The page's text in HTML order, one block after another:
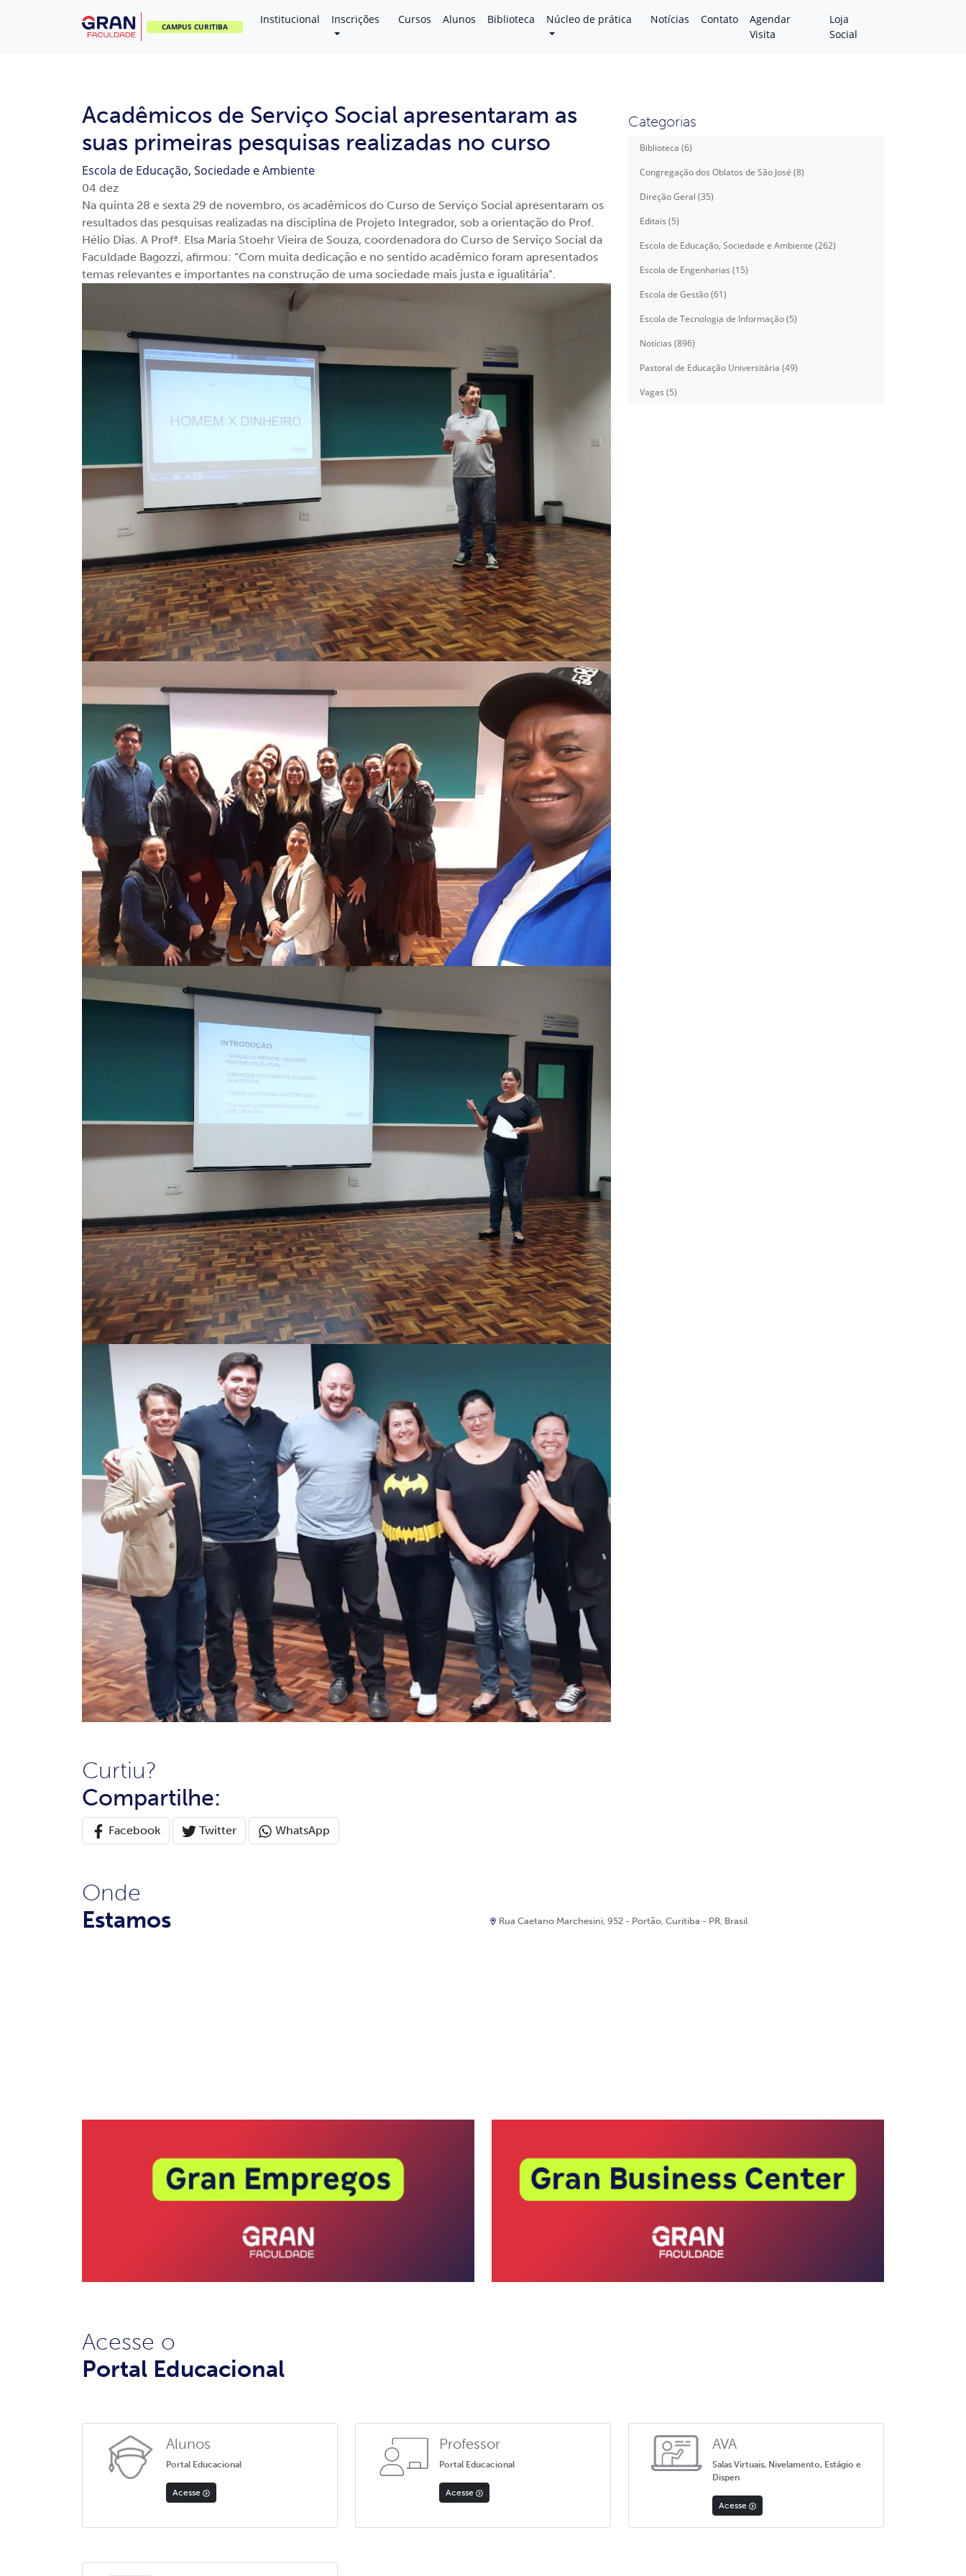
CAMPUS CURITIBA
Institucional Inscrições Cursos Alunos Biblioteca Núcleo de prática Notícias Contato
Agendar
Visita
Loja
Social
Acadêmicos de Serviço Social apresentaram as
suas primeiras pesquisas realizadas no curso
Escola de Educação, Sociedade e Ambiente
04 dez
Na quinta 28 e sexta 29 de novembro, os acadêmicos do Curso de Serviço Social apresentaram os
resultados das pesquisas realizadas na disciplina de Projeto Integrador, sob a orientação do Prof.
Hélio Dias. A Profª. Elsa Maria Stoehr Vieira de Souza, coordenadora do Curso de Serviço Social da
Faculdade Bagozzi, afirmou: “Com muita dedicação e no sentido acadêmico foram apresentados
temas relevantes e importantes na construção de uma sociedade mais justa e igualitária”.
Categorias
Biblioteca (6)
Congregação dos Oblatos de São José (8)
Direção Geral (35)
Editais (5)
Escola de Educação, Sociedade e Ambiente (262)
Escola de Engenharias (15)
Escola de Gestão (61)
Escola de Tecnologia de Informação (5)
Notícias (896)
Pastoral de Educação Universitária (49)
Vagas (5)
Curtiu?
Compartilhe:
Facebook Twitter WhatsApp
Onde
Estamos
Rua Caetano Marchesini, 952 - Portão, Curitiba - PR, Brasil
Acesse o
Portal Educacional
Alunos
Portal Educacional
Acesse
Professor
Portal Educacional
Acesse
AVA
Salas Virtuais, Nivelamento, Estágio e
Dispen
Acesse